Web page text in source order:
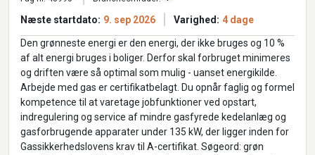
Næste startdato: 9. sep 2026 Varighed: 4 dage
Den grønneste energi er den energi, der ikke bruges og 10 %
af alt energi bruges i boliger. Derfor skal forbruget minimeres
og driften være så optimal som mulig - uanset energikilde.
Arbejde med gas er certifikatbelagt. Du opnår faglig og formel
kompetence til at varetage jobfunktioner ved opstart,
indregulering og service af mindre gasfyrede kedelanlæg og
gasforbrugende apparater under 135 kW, der ligger inden for
Gassikkerhedslovens krav til A-certifikat. Søgeord: grøn